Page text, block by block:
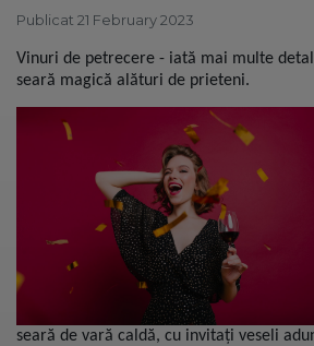
Publicat 21 February 2023
Vinuri de petrecere - iată mai multe
seară magică alături de prieteni.
seară de vară caldă, cu invitați veseli